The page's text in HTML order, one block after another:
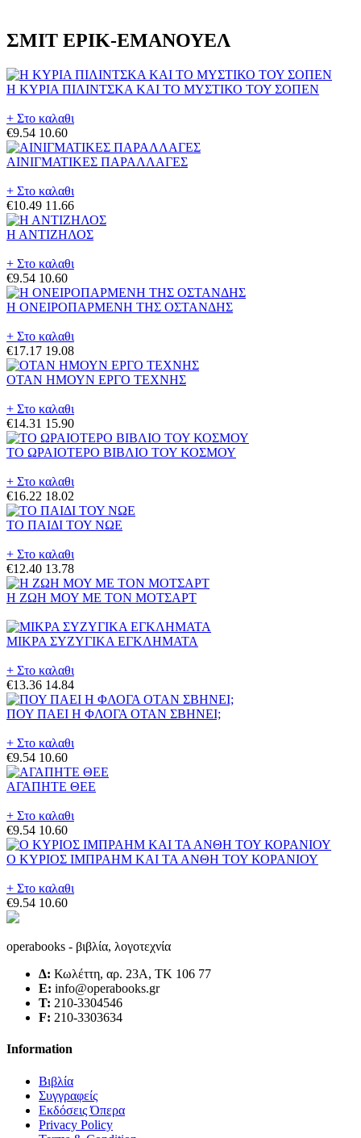
ΣΜΙΤ ΕΡΙΚ-ΕΜΑΝΟΥΕΛ
Η ΚΥΡΙΑ ΠΙΛΙΝΤΣΚΑ ΚΑΙ ΤΟ ΜΥΣΤΙΚΟ ΤΟΥ ΣΟΠΕΝ
+ Στο καλαθι
€9.54 10.60
ΑΙΝΙΓΜΑΤΙΚΕΣ ΠΑΡΑΛΛΑΓΕΣ
+ Στο καλαθι
€10.49 11.66
Η ΑΝΤΙΖΗΛΟΣ
+ Στο καλαθι
€9.54 10.60
Η ΟΝΕΙΡΟΠΑΡΜΕΝΗ ΤΗΣ ΟΣΤΑΝΔΗΣ
+ Στο καλαθι
€17.17 19.08
ΟΤΑΝ ΗΜΟΥΝ ΕΡΓΟ ΤΕΧΝΗΣ
+ Στο καλαθι
€14.31 15.90
ΤΟ ΩΡΑΙΟΤΕΡΟ ΒΙΒΛΙΟ ΤΟΥ ΚΟΣΜΟΥ
+ Στο καλαθι
€16.22 18.02
ΤΟ ΠΑΙΔΙ ΤΟΥ ΝΩΕ
+ Στο καλαθι
€12.40 13.78
Η ΖΩΗ ΜΟΥ ΜΕ ΤΟΝ ΜΟΤΣΑΡΤ
ΜΙΚΡΑ ΣΥΖΥΓΙΚΑ ΕΓΚΛΗΜΑΤΑ
+ Στο καλαθι
€13.36 14.84
ΠΟΥ ΠΑΕΙ Η ΦΛΟΓΑ ΟΤΑΝ ΣΒΗΝΕΙ;
+ Στο καλαθι
€9.54 10.60
ΑΓΑΠΗΤΕ ΘΕΕ
+ Στο καλαθι
€9.54 10.60
Ο ΚΥΡΙΟΣ ΙΜΠΡΑΗΜ ΚΑΙ ΤΑ ΑΝΘΗ ΤΟΥ ΚΟΡΑΝΙΟΥ
+ Στο καλαθι
€9.54 10.60
operabooks - βιβλία, λογοτεχνία
Δ: Κωλέττη, αρ. 23Α, ΤΚ 106 77
E: info@operabooks.gr
Τ: 210-3304546
F: 210-3303634
Information
Βιβλία
Συγγραφείς
Εκδόσεις Όπερα
Privacy Policy